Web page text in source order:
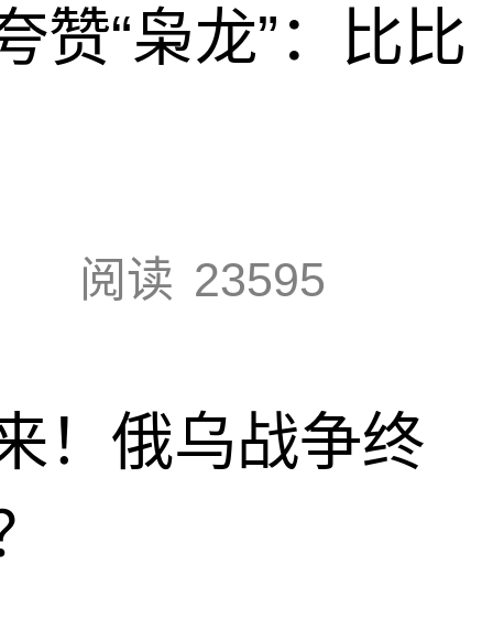
赞“枭龙”：比比
阅读 23595
！俄乌战争终